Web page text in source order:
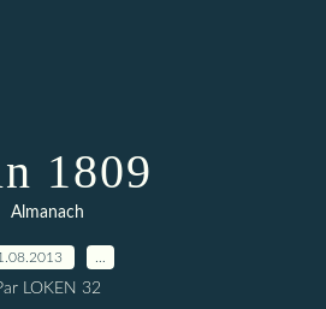
1809
Almanach
LOKEN 32